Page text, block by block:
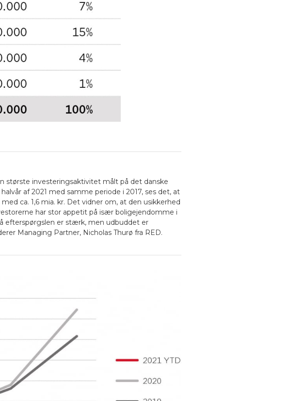
største investeringsaktivitet målt på det danske
af 2021 med samme periode i 2017, ses det, at
ca. 1,6 mia. kr. Det vidner om, at den usikkerhed
har stor appetit på især boligejendomme i
efterspørgslen er stærk, men udbuddet er
Managing Partner, Nicholas Thurø fra RED.